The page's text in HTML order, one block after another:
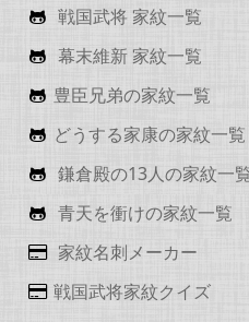
戦国武将 家紋一覧
幕末維新 家紋一覧
豊臣兄弟の家紋一覧
どうする家康の家紋一覧
鎌倉殿の13人の家紋一
青天を衝けの家紋一覧
家紋名刺メーカー
戦国武将家紋クイズ